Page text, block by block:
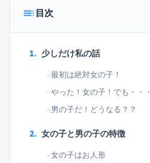
toc 目次
少しだけ私の話
最初は絶対女の子！
やった！女の子！でも・・・
男の子だ！どうなる？？
女の子と男の子の特徴
女の子はお人形